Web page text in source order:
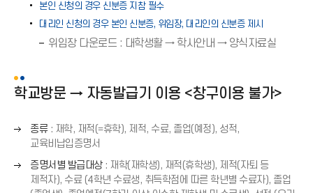
)
)
표
살
표
본인 신청의 경우 신분증 지참 필수
대리인 신청의 경우 본인 신분증, 위임장, 대리인의 신분증 제시
위임장 다운로드 : 대학생활 → 학사안내 → 양식자료실
학교방문 → 자동발급기 이용 <창구이용 불가>
오
른
쪽
화
살
종류: 재학, 재적(=휴학), 제적, 수료, 졸업(예정), 성적,
교육비납입증명서
오
른
증명서별 발급대상: 재학(재학생), 재적(휴학생), 제적(자퇴 등
제적자), 수료 (4학년 수료생, 취득학점에 따른 학년별 수료자), 졸업